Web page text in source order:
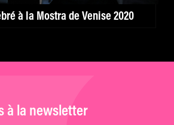
à la Mostra de Venise 2020
à la newsletter